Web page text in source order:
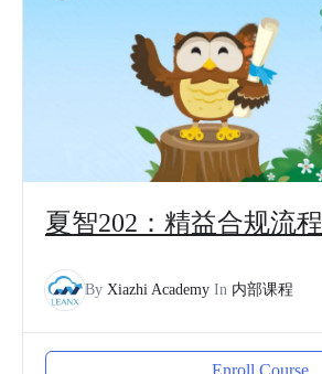
夏智202：精益合规流程
By Xiazhi Academy In 内部课程
Enroll Course